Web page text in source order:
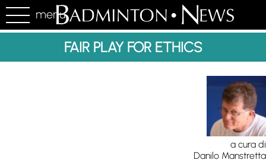
menu
FAIR PLAY FOR ETHICS
a cura di
Danilo Manstretta